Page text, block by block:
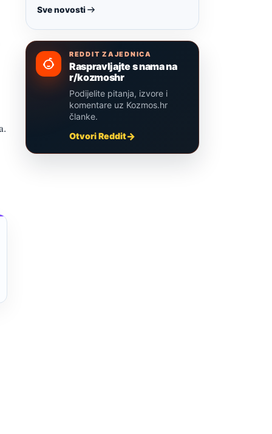
Sve novosti
REDDIT ZAJEDNICA
Raspravljajte s nama na
r/kozmoshr
Podijelite pitanja, izvore i
komentare uz Kozmos.hr
članke.
Otvori Reddit